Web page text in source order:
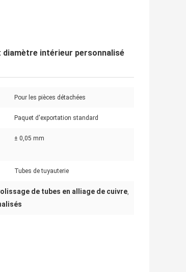
diamètre intérieur personnalisé
Pour les pièces détachées
Paquet d'exportation standard
± 0,05 mm
Tubes de tuyauterie
de tubes en alliage de cuivre,